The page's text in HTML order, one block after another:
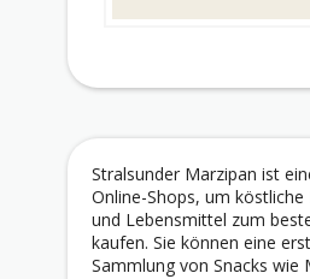
Stralsunder Marzipan ist
Online-Shops, um köstliche
und Lebensmittel zum
kaufen. Sie können eine
Sammlung von Snacks wie